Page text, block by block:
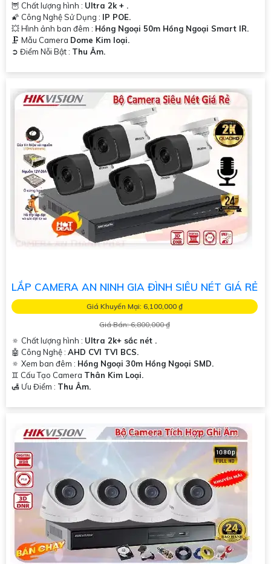
🦉 Chất lượng hình : Ultra 2k + .
🌠 Công Nghệ Sử Dụng : IP POE.
💥 Hình ảnh ban đêm : Hồng Ngoại 50m Hồng Ngoại Smart IR.
🗜️ Mẫu Camera Dome Kim loại.
️➲ Điểm Nỗi Bật : Thu Âm.
LẮP CAMERA AN NINH GIA ĐÌNH SIÊU NÉT GIÁ RẺ
Giá Khuyến Mại: 6,100,000 ₫
Giá Bán: 6,800,000 ₫
🔅 Chất lượng hình : Ultra 2k+ sắc nét .
🤖️ Công Nghệ : AHD CVI TVI BCS.
🔅 Xem ban đêm : Hồng Ngoại 30m Hồng Ngoại SMD.
♊ Cấu Tạo Camera Thân Kim Loại.
️🛃 Ưu Điểm : Thu Âm.